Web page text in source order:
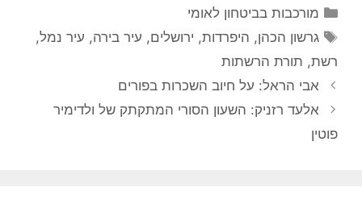
קטגוריות
מורכבות בביטחון לאומי
תגיות
גרשון הכהן, היפרדות, ירושלים, עיר בירה, עיר נמל,
רשת, תורת הרשתות
אבי הראל: על חיוב השכרות בפורים
אלעד רזניק: השעון הסורי המתקתק של ולדימיר
פוטין